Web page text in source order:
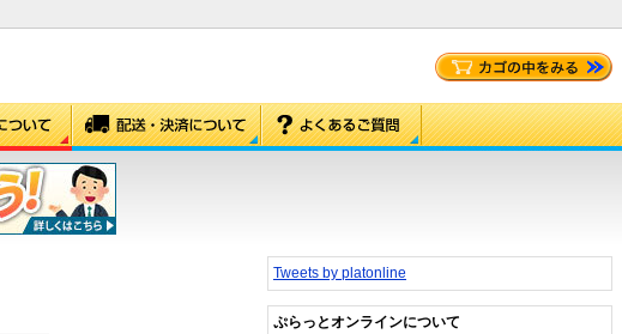
Tweets by platonline
ぷらっとオンラインについて